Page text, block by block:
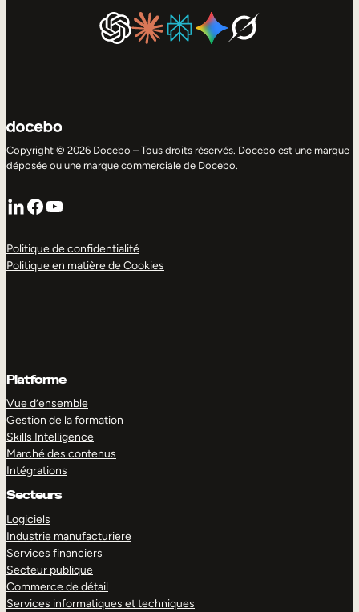
Copyright © 2026 Docebo – Tous droits réservés. Docebo est une marque
déposée ou une marque commerciale de Docebo.
LinkedIn
Facebook
YouTube
Politique de confidentialité
Politique en matière de Cookies
Platforme
Vue d’ensemble
Gestion de la formation
Skills Intelligence
Marché des contenus
Intégrations
Secteurs
Logiciels
Industrie manufacturiere
Services financiers
Secteur publique
Commerce de détail
Services informatiques et techniques